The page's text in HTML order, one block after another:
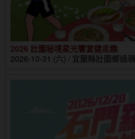
2026 壯圍秘境星光饗宴健走趣
2026-10-31 (六) / 宜蘭縣壯圍鄉過